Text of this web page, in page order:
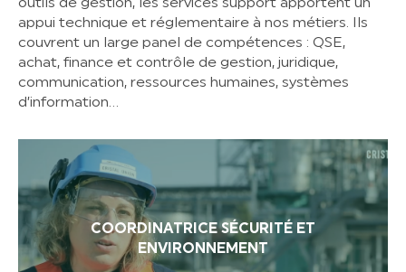
appui technique et réglementaire à nos métiers. Ils
couvrent un large panel de compétences : QSE,
achat, finance et contrôle de gestion, juridique,
communication, ressources humaines, systèmes
d’information…
COORDINATRICE SÉCURITÉ ET
ENVIRONNEMENT